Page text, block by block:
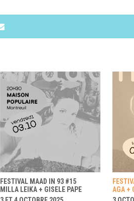
FESTIVAL MAAD IN 93 #15
MILLA LEIKA + GISELE PAPE
AGA +